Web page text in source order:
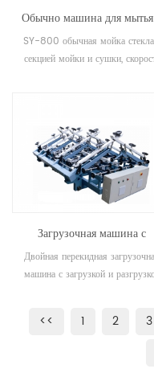
хорошей точности, высокой
производительности и
эксплуатации, оператор имеет
Обычно машина для
сушки стекла
SY-800 обычная мойка
секцией мойки и сушки,
Загрузочная машина с
двойным переворотом
Двойная перекидная
машина с загрузкой и
<< 1 2 3